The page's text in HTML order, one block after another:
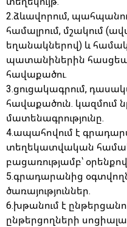
2.ձևավորում,
համալրում, մշակում
եղանակներով) և
պատանիներին
հավաքածու.
3.ցուցակագրում,
հավաքածուն. կազմում
մատենագրությունը.
4.ապահովում է
տեղեկատվական
բացառությամբ՝
5.գրադարանից
ծառայություններ.
6.խթանում է
ընթերցողների